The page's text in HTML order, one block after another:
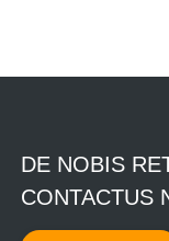
DE NOBIS
CONTACTUS